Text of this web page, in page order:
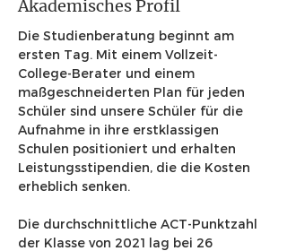
Akademisches Profil
Die Studienberatung beginnt am
ersten Tag. Mit einem Vollzeit-
College-Berater und einem
maßgeschneiderten Plan für jeden
Schüler sind unsere Schüler für die
Aufnahme in ihre erstklassigen
Schulen positioniert und erhalten
Leistungsstipendien, die die Kosten
erheblich senken.
Die durchschnittliche ACT-Punktzahl
der Klasse von 2021 lag bei 26